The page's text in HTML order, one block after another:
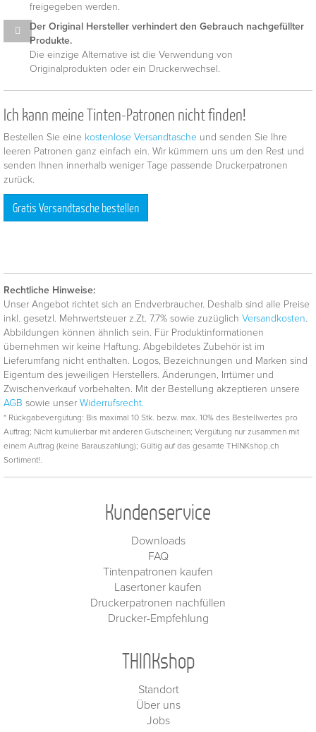
freigegeben werden.
Der Original Hersteller verhindert den Gebrauch nachgefüllter
Produkte.
Die einzige Alternative ist die Verwendung von
Originalprodukten oder ein Druckerwechsel.
Ich kann meine Tinten-Patronen nicht finden!
Bestellen Sie eine kostenlose Versandtasche und senden Sie Ihre
leeren Patronen ganz einfach ein. Wir kümmern uns um den Rest und
senden Ihnen innerhalb weniger Tage passende Druckerpatronen
zurück.
Gratis Versandtasche bestellen
Rechtliche Hinweise:
Unser Angebot richtet sich an Endverbraucher. Deshalb sind alle Preise
inkl. gesetzl. Mehrwertsteuer z.Zt. 7.7% sowie zuzüglich Versandkosten.
Abbildungen können ähnlich sein. Für Produktinformationen
übernehmen wir keine Haftung. Abgebildetes Zubehör ist im
Lieferumfang nicht enthalten. Logos, Bezeichnungen und Marken sind
Eigentum des jeweiligen Herstellers. Änderungen, Irrtümer und
Zwischenverkauf vorbehalten. Mit der Bestellung akzeptieren unsere
AGB sowie unser Widerrufsrecht.
* Rückgabevergütung: Bis maximal 10 Stk. bezw. max. 10% des Bestellwertes pro
Auftrag; Nicht kumulierbar mit anderen Gutscheinen; Vergütung nur zusammen mit
einem Auftrag (keine Barauszahlung); Gültig auf das gesamte THINKshop.ch
Sortiment!.
Kundenservice
Downloads
FAQ
Tintenpatronen kaufen
Lasertoner kaufen
Druckerpatronen nachfüllen
Drucker-Empfehlung
THINKshop
Standort
Über uns
Jobs